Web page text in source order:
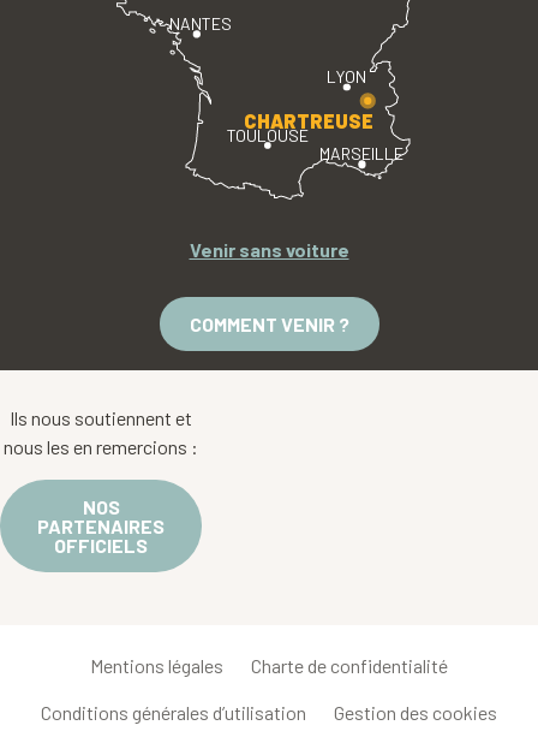
LYON
TOULOUSE
MARSEILLE
NANTES
CHARTREUSE
Venir sans voiture
COMMENT VENIR ?
Ils nous soutiennent et
nous les en remercions :
NOS
PARTENAIRES
OFFICIELS
Mentions légales Charte de confidentialité
Conditions générales d’utilisation Gestion des cookies